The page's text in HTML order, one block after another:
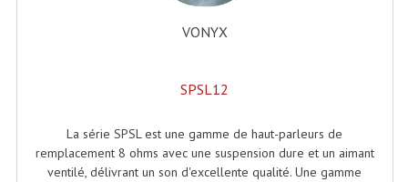
Adaptateurs Audio
Divers Bricolage
Membrannes De Haut Parleurs
VONYX
SPSL12
La série SPSL est une gamme de haut-parleurs de
remplacement 8 ohms avec une suspension dure et un aimant
ventilé, délivrant un son d'excellente qualité. Une gamme